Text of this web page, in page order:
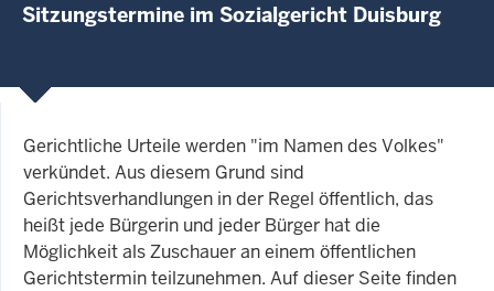
Sitzungstermine im Sozialgericht Duisburg
Gerichtliche Urteile werden "im Namen des Volkes"
verkündet. Aus diesem Grund sind
Gerichtsverhandlungen in der Regel öffentlich, das
heißt jede Bürgerin und jeder Bürger hat die
Möglichkeit als Zuschauer an einem öffentlichen
Gerichtstermin teilzunehmen. Auf dieser Seite finden